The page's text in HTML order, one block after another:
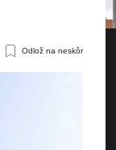
Odlož na neskôr